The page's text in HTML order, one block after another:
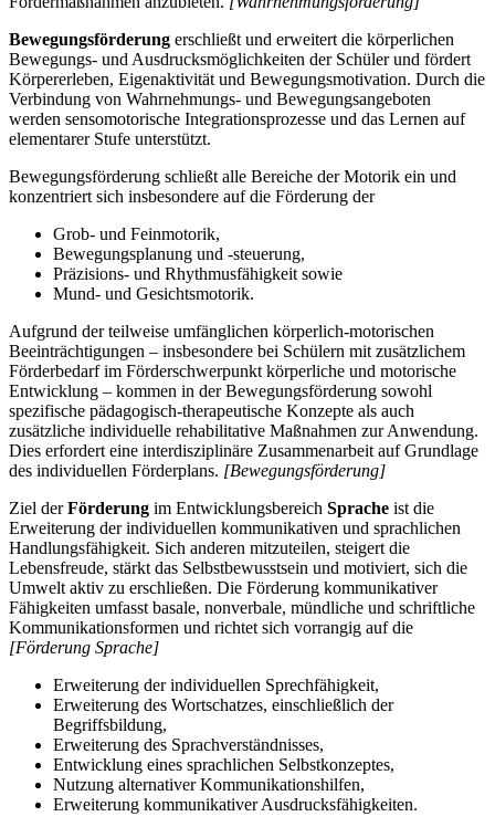
Bewegungsförderung erschließt und erweitert die körperlichen
Bewegungs- und Ausdrucksmöglichkeiten der Schüler und fördert
Körpererleben, Eigenaktivität und Bewegungsmotivation. Durch die
Verbindung von Wahrnehmungs- und Bewegungsangeboten
werden sensomotorische Integrationsprozesse und das Lernen auf
elementarer Stufe unterstützt.
Bewegungsförderung schließt alle Bereiche der Motorik ein und
konzentriert sich insbesondere auf die Förderung der
Grob- und Feinmotorik,
Bewegungsplanung und -steuerung,
Präzisions- und Rhythmusfähigkeit sowie
Mund- und Gesichtsmotorik.
Aufgrund der teilweise umfänglichen körperlich-motorischen
Beeinträchtigungen – insbesondere bei Schülern mit zusätzlichem
Förderbedarf im Förderschwerpunkt körperliche und motorische
Entwicklung – kommen in der Bewegungsförderung sowohl
spezifische pädagogisch-therapeutische Konzepte als auch
zusätzliche individuelle rehabilitative Maßnahmen zur Anwendung.
Dies erfordert eine interdisziplinäre Zusammenarbeit auf Grundlage
des individuellen Förderplans. [Bewegungsförderung]
Ziel derFörderung im Entwicklungsbereich Sprache ist die
Erweiterung der individuellen kommunikativen und sprachlichen
Handlungsfähigkeit. Sich anderen mitzuteilen, steigert die
Lebensfreude, stärkt das Selbstbewusstsein und motiviert, sich die
Umwelt aktiv zu erschließen. Die Förderung kommunikativer
Fähigkeiten umfasst basale, nonverbale, mündliche und schriftliche
Kommunikationsformen und richtet sich vorrangig auf die
[Förderung Sprache]
Erweiterung der individuellen Sprechfähigkeit,
Erweiterung des Wortschatzes, einschließlich der
Begriffsbildung,
Erweiterung des Sprachverständnisses,
Entwicklung eines sprachlichen Selbstkonzeptes,
Nutzung alternativer Kommunikationshilfen,
Erweiterung kommunikativer Ausdrucksfähigkeiten.